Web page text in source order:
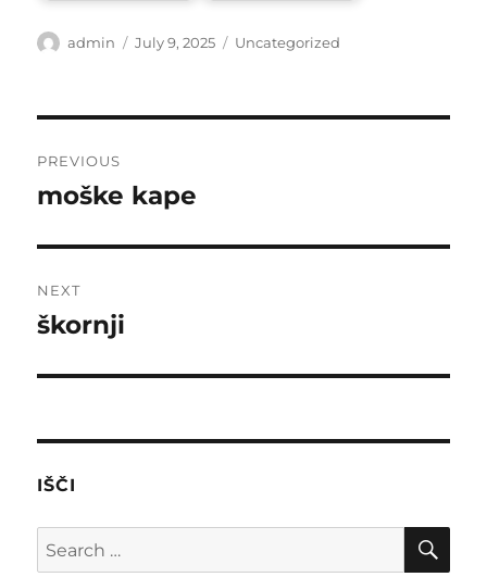
Author
admin
Posted
July 9, 2025 Categories
Uncategorized
navigation
PREVIOUS
Previous
moške kape
NEXT
Next
škornji
IŠČI
Search
for: